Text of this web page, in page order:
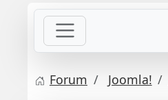
Forum Joomla!